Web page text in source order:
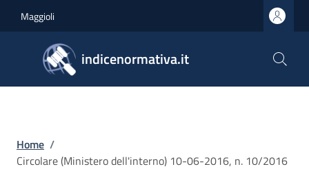
Maggioli
indicenormativa.it
Briciole di pane
Home /
Circolare (Ministero dell'interno) 10-06-2016, n. 10/2016